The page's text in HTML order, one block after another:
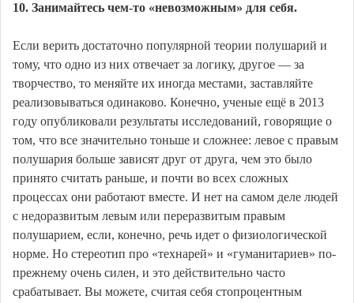
10. Занимайтесь чем-то «невозможным» для себя.
Если верить достаточно популярной теории полушарий и
тому, что одно из них отвечает за логику, другое — за
творчество, то меняйте их иногда местами, заставляйте
реализовываться одинаково. Конечно, ученые ещё в 2013
году опубликовали результаты исследований, говорящие о
том, что все значительно тоньше и сложнее: левое с правым
полушария больше зависят друг от друга, чем это было
принято считать раньше, и почти во всех сложных
процессах они работают вместе. И нет на самом деле людей
с недоразвитым левым или переразвитым правым
полушарием, если, конечно, речь идет о физиологической
норме. Но стереотип про «технарей» и «гуманитариев» по-
прежнему очень силен, и это действительно часто
срабатывает. Вы можете, считая себя стопроцентным